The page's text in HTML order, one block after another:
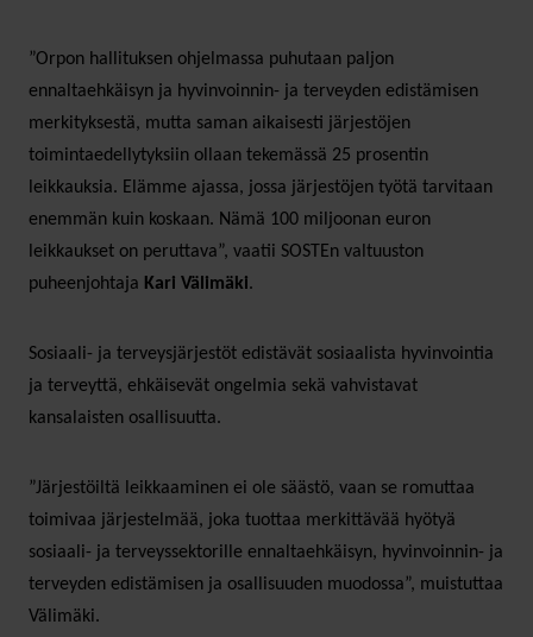
”Orpon hallituksen ohjelmassa puhutaan paljon
ennaltaehkäisyn ja hyvinvoinnin- ja terveyden edistämisen
merkityksestä, mutta saman aikaisesti järjestöjen
toimintaedellytyksiin ollaan tekemässä 25 prosentin
leikkauksia. Elämme ajassa, jossa järjestöjen työtä tarvitaan
enemmän kuin koskaan. Nämä 100 miljoonan euron
leikkaukset on peruttava”, vaatii SOSTEn valtuuston
puheenjohtaja Kari Välimäki.
Sosiaali- ja terveysjärjestöt edistävät sosiaalista hyvinvointia
ja terveyttä, ehkäisevät ongelmia sekä vahvistavat
kansalaisten osallisuutta.
”Järjestöiltä leikkaaminen ei ole säästö, vaan se romuttaa
toimivaa järjestelmää, joka tuottaa merkittävää hyötyä
sosiaali- ja terveyssektorille ennaltaehkäisyn, hyvinvoinnin- ja
terveyden edistämisen ja osallisuuden muodossa”, muistuttaa
Välimäki.